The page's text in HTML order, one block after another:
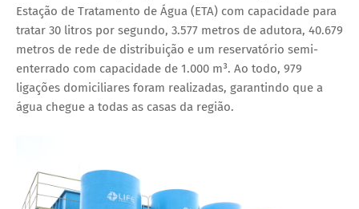
Estação de Tratamento de Água (ETA) com capacidade para
tratar 30 litros por segundo, 3.577 metros de adutora, 40.679
metros de rede de distribuição e um reservatório semi-
enterrado com capacidade de 1.000 m³. Ao todo, 979
ligações domiciliares foram realizadas, garantindo que a
água chegue a todas as casas da região.